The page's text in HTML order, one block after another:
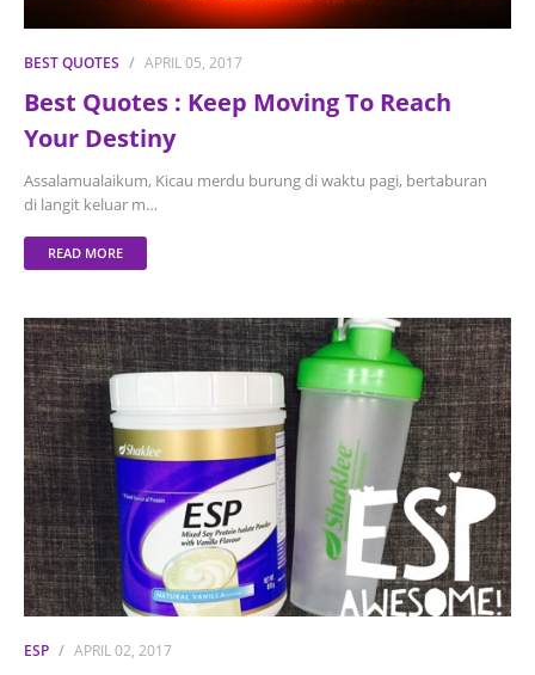
BEST QUOTES APRIL 05, 2017
Best Quotes : Keep Moving To Reach
Your Destiny
Assalamualaikum, Kicau merdu burung di waktu pagi, bertaburan
di langit keluar m…
READ MORE
ESP APRIL 02, 2017